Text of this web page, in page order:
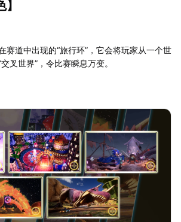
赛道中出现的“旅行环”，它会将玩家从一个世
叉世界”，令比赛瞬息万变。